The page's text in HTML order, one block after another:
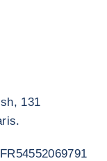
131